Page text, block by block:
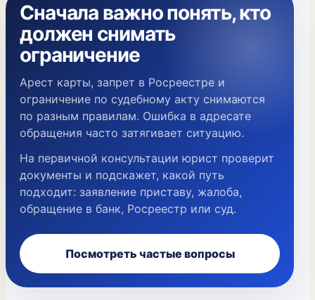
Сначала важно понять, кто
должен снимать
ограничение
Арест карты, запрет в Росреестре и
ограничение по судебному акту снимаются
по разным правилам. Ошибка в адресате
обращения часто затягивает ситуацию.
На первичной консультации юрист проверит
документы и подскажет, какой путь
подходит: заявление приставу, жалоба,
обращение в банк, Росреестр или суд.
Посмотреть частые вопросы